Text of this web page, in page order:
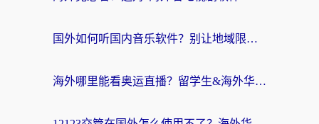
国外如何听国内音乐软件？别让地域限制，断了你的中文歌单
海外哪里能看奥运直播？留学生&海外华人必看的体育赛事观赛终极指南